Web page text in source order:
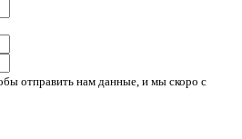
отправить нам данные, и мы скоро с